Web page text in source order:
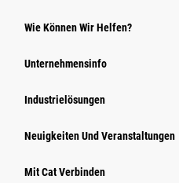
Wie Können Wir Helfen?
Unternehmensinfo
Industrielösungen
Neuigkeiten Und Veranstaltungen
Mit Cat Verbinden